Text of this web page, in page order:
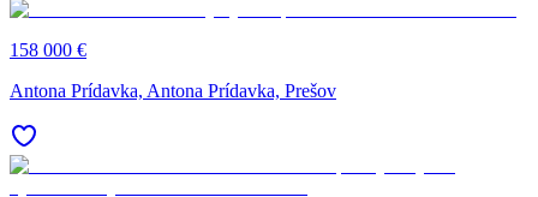
158 000 €
Antona Prídavka, Antona Prídavka, Prešov